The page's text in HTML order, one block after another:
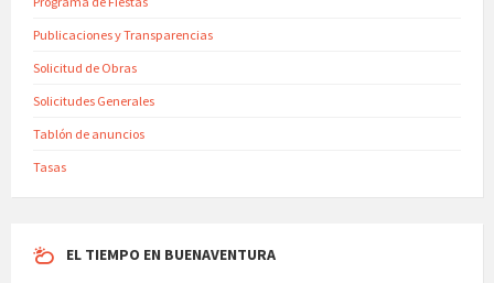
Publicaciones y Transparencias
Solicitud de Obras
Solicitudes Generales
Tablón de anuncios
Tasas
EL TIEMPO EN BUENAVENTURA